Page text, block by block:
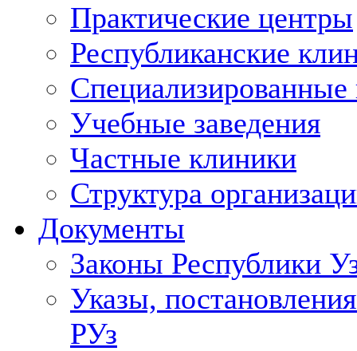
Практические центры
Республиканские
Учебные заведения
Частные клиники
Структура
Документы
Законы Республики
Указы,
РУз